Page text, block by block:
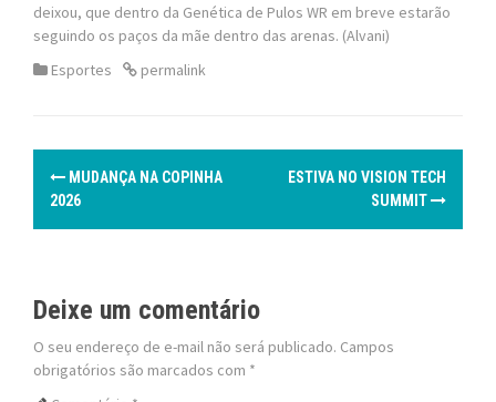
deixou, que dentro da Genética de Pulos WR em breve estarão
seguindo os paços da mãe dentro das arenas. (Alvani)
Esportes
permalink
P
t
n
a
MUDANÇA NA COPINHA
2026
ESTIVA NO VISION TECH
SUMMIT
Deixe um comentário
O seu endereço de e-mail não será publicado. Campos
obrigatórios são marcados com *